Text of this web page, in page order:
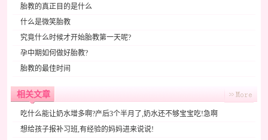
胎教的真正目的是什么
什么是微笑胎教
究竟什么时候才开始胎教第一天呢?
孕中期如何做好胎教?
胎教的最佳时间
相关文章
吃什么能让奶水增多啊?产后3个半月了,奶水还不够宝宝吃!急啊
想给孩子报补习班,有经验的妈妈进来说说!